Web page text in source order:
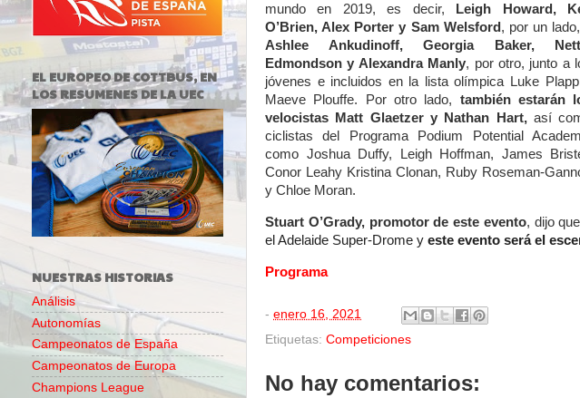
mundo en 2019, es decir,
Leigh Howard,
O’Brien, Alex Porter y Sam Welsford , por un
Ashlee Ankudinoff, Georgia Baker,
Edmondson y Alexandra Manly, por otro, junto a
jóvenes e incluidos en la lista olímpica Luke
Maeve Plouffe. Por otro lado, también estarán
velocistas Matt Glaetzer y Nathan Hart,así
ciclistas del Programa Podium Potential
como Joshua Duffy, Leigh Hoffman, James
Conor Leahy Kristina Clonan, Ruby Roseman-
y Chloe Moran.
Stuart O’Grady, promotor de este evento, dijo
el Adelaide Super-Drome y este evento será el
Programa
- enero 16, 2021
Etiquetas: Competiciones
No hay comentarios:
EL EUROPEO DE COTTBUS, EN
LOS RESUMENES DE LA UEC
NUESTRAS HISTORIAS
Análisis
Autonomías
Campeonatos de España
Campeonatos de Europa
Champions League